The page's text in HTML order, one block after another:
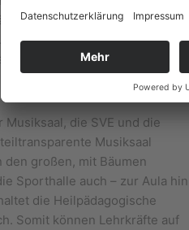
zusätzlich einen separaten
Geschossigkeit orientiert
Wohngebäuden aus
die SVE und die
Musiksaal
großen, mit Bäumen
Sporthalle auch – zur Aula hin
die Heilpädagogische
Somit können Lehrkräfte auf